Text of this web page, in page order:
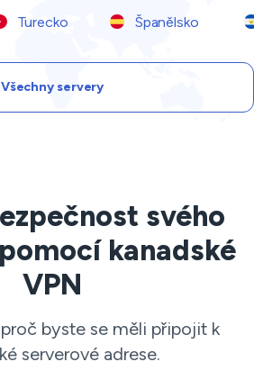
Turecko Španělsko
Všechny servery
svého
kanadské
VPN
byste se měli připojit k
serverové adrese.